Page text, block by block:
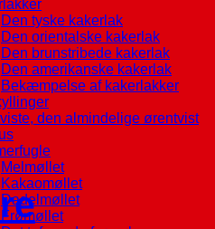
Den tyske kakerlak
Den orientalske kakerlak
Den brunstribede kakerlak
Den amerikanske kakerlak
Bekæmpelse af kakerlakker
den almindelige ørentvist
Melmøllet
Kakaomøllet
Dadelmøllet
Frømøllet